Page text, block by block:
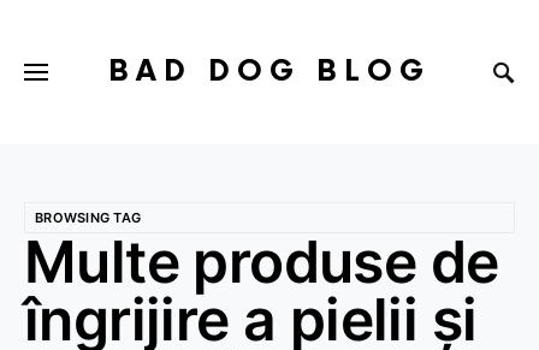
BAD DOG BLOG
BROWSING TAG
Multe produse de
îngrijire a pielii și